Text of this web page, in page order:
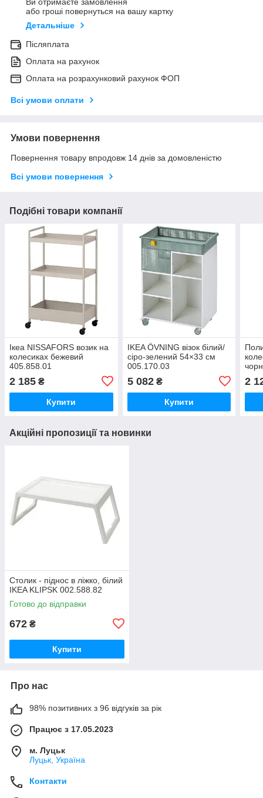
Ви отримаєте замовлення
або гроші повернуться на вашу картку
Детальніше
Післяплата
Оплата на рахунок
Оплата на розрахунковий рахунок ФОП
Всі умови оплати
Умови повернення
Повернення товару впродовж 14 днів за домовленістю
Всі умови повернення
Подібні товари компанії
Ікеа NISSAFORS возик на
колесиках бежевий
405.858.01
2 185 ₴
Купити
IKEA ÖVNING візок білий/
сіро‑зелений 54×33 см
005.170.03
5 082₴
Купити
2
Акційні пропозиції та новинки
Столик - піднос в ліжко, білий
IKEA KLIPSK 002.588.82
Готово до відправки
672 ₴
Купити
Про нас
98% позитивних з 96 відгуків за рік
Працює з 17.05.2023
м. Луцьк
Луцьк, Україна
Контакти